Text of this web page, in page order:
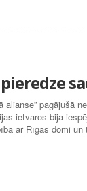
pagājušā
ietvaros bija
ar Rīgas domi